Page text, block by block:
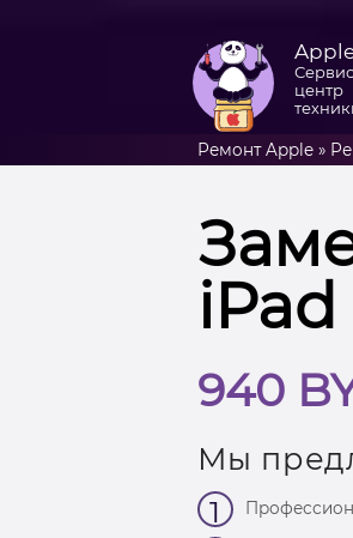
центр
Ремонт Apple»
iPad
940
Мы
1